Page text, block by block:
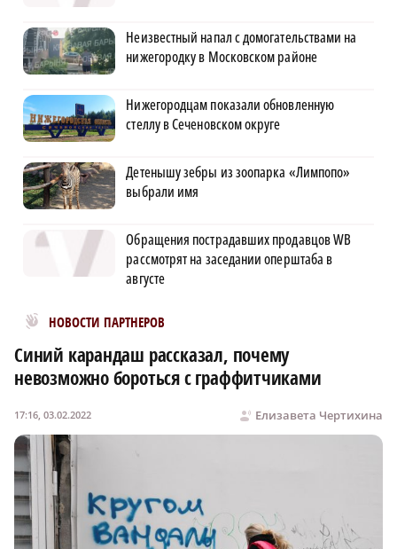
Неизвестный напал с домогательствами на
нижегородку в Московском районе
Нижегородцам показали обновленную
стеллу в Сеченовском округе
Детенышу зебры из зоопарка «Лимпопо»
выбрали имя
Обращения пострадавших продавцов WB
рассмотрят на заседании оперштаба в
августе
НОВОСТИ ПАРТНЕРОВ
Новости МирТесен
Синий карандаш рассказал, почему
невозможно бороться с граффитчиками
Елизавета Чертихина
17:16, 03.02.2022